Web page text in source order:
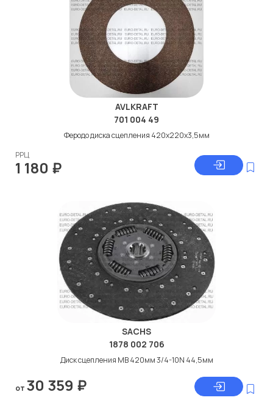
AVLKRAFT
701 004 49
Феродо диска сцепления 420x220x3,5мм
РРЦ
1 180 ₽
SACHS
1878 002 706
Диск сцепления МВ 420мм 3/4-10N 44,5мм
от 30 359 ₽